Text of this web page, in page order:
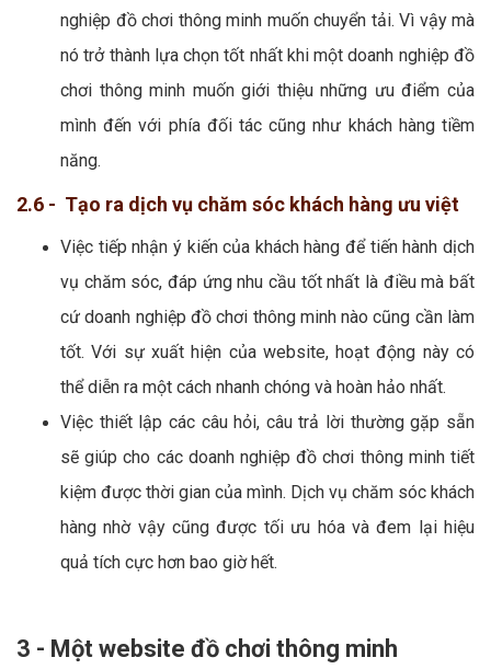
nghiệp đồ chơi thông minh muốn chuyển tải. Vì vậy mà
nó trở thành lựa chọn tốt nhất khi một doanh nghiệp đồ
chơi thông minh muốn giới thiệu những ưu điểm của
mình đến với phía đối tác cũng như khách hàng tiềm
năng.
2.6 - Tạo ra dịch vụ chăm sóc khách hàng ưu việt
Việc tiếp nhận ý kiến của khách hàng để tiến hành dịch
vụ chăm sóc, đáp ứng nhu cầu tốt nhất là điều mà bất
cứ doanh nghiệp đồ chơi thông minh nào cũng cần làm
tốt. Với sự xuất hiện của website, hoạt động này có
thể diễn ra một cách nhanh chóng và hoàn hảo nhất.
Việc thiết lập các câu hỏi, câu trả lời thường gặp sẵn
sẽ giúp cho các doanh nghiệp đồ chơi thông minh tiết
kiệm được thời gian của mình. Dịch vụ chăm sóc khách
hàng nhờ vậy cũng được tối ưu hóa và đem lại hiệu
quả tích cực hơn bao giờ hết.
3 - Một website đồ chơi thông minh